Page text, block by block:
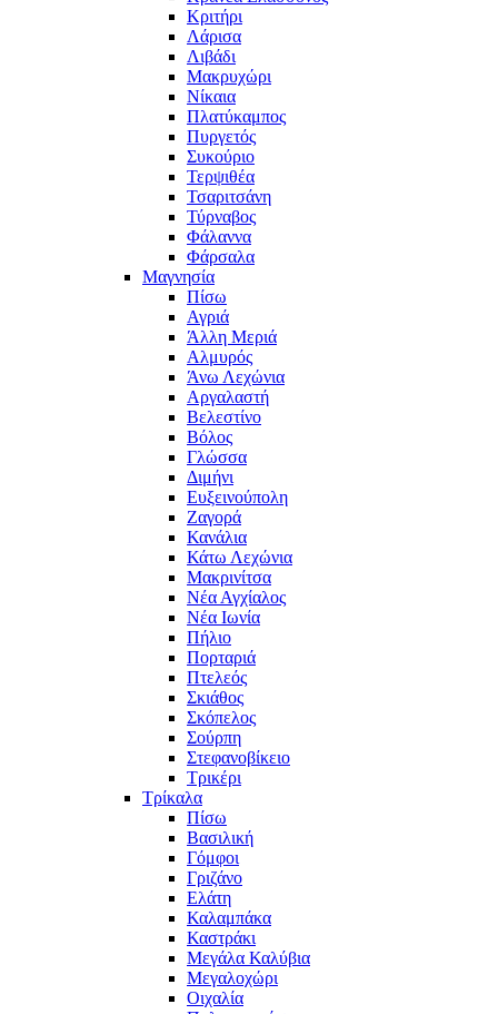
Κριτήρι
Λάρισα
Λιβάδι
Μακρυχώρι
Νίκαια
Πλατύκαμπος
Πυργετός
Συκούριο
Τερψιθέα
Τσαριτσάνη
Τύρναβος
Φάλαννα
Φάρσαλα
Μαγνησία
Πίσω
Αγριά
Άλλη Μεριά
Αλμυρός
Άνω Λεχώνια
Αργαλαστή
Βελεστίνο
Βόλος
Γλώσσα
Διμήνι
Ευξεινούπολη
Ζαγορά
Κανάλια
Κάτω Λεχώνια
Μακρινίτσα
Νέα Αγχίαλος
Νέα Ιωνία
Πήλιο
Πορταριά
Πτελεός
Σκιάθος
Σκόπελος
Σούρπη
Στεφανοβίκειο
Τρικέρι
Τρίκαλα
Πίσω
Βασιλική
Γόμφοι
Γριζάνο
Ελάτη
Καλαμπάκα
Καστράκι
Μεγάλα Καλύβια
Μεγαλοχώρι
Οιχαλία